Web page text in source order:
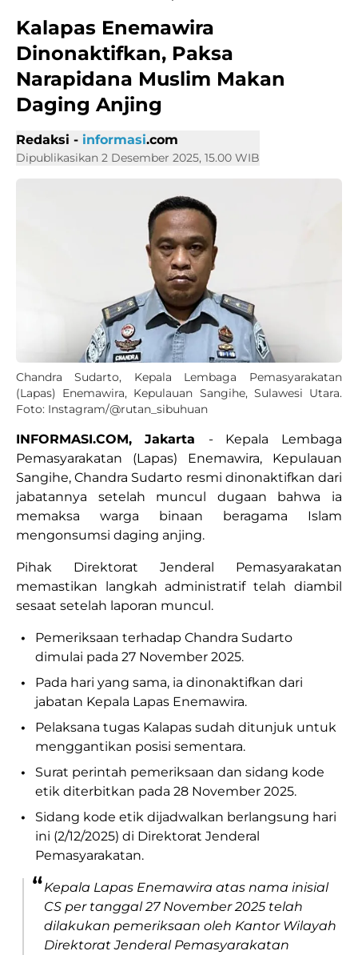
Kalapas Enemawira
Dinonaktifkan, Paksa
Narapidana Muslim Makan
Daging Anjing
Redaksi - informasi.com
Dipublikasikan 2 Desember 2025, 15.00 WIB
Chandra Sudarto, Kepala Lembaga Pemasyarakatan
(Lapas) Enemawira, Kepulauan Sangihe, Sulawesi Utara.
Foto: Instagram/@rutan_sibuhuan
INFORMASI.COM, Jakarta - Kepala Lembaga
Pemasyarakatan (Lapas) Enemawira, Kepulauan
Sangihe, Chandra Sudarto resmi dinonaktifkan dari
jabatannya setelah muncul dugaan bahwa ia
memaksa warga binaan beragama Islam
mengonsumsi daging anjing.
Pihak Direktorat Jenderal Pemasyarakatan
memastikan langkah administratif telah diambil
sesaat setelah laporan muncul.
•
Pemeriksaan terhadap Chandra Sudarto
dimulai pada 27 November 2025.
•
Pada hari yang sama, ia dinonaktifkan dari
jabatan Kepala Lapas Enemawira.
•
Pelaksana tugas Kalapas sudah ditunjuk untuk
menggantikan posisi sementara.
•
Surat perintah pemeriksaan dan sidang kode
etik diterbitkan pada 28 November 2025.
•
Sidang kode etik dijadwalkan berlangsung hari
ini (2/12/2025) di Direktorat Jenderal
Pemasyarakatan.
“Kepala Lapas Enemawira atas nama inisial
CS per tanggal 27 November 2025 telah
dilakukan pemeriksaan oleh Kantor Wilayah
Direktorat Jenderal Pemasyarakatan